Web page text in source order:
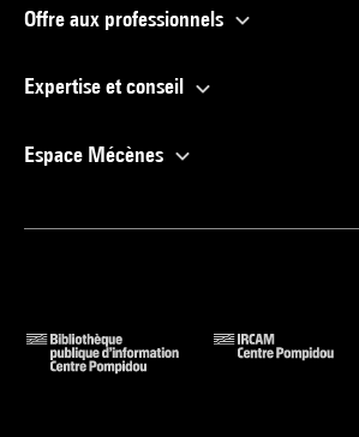
Offre aux professionnels
Expertise et conseil
Espace Mécènes